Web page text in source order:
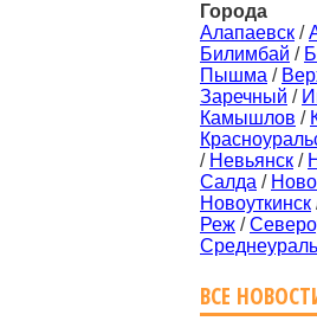
Города
Алапаевск /
Билимбай /
Пышма /
Заречный /
Камышлов /
/ Невьянск /
Салда /
Новоуткинск
Реж /
ВСЕ